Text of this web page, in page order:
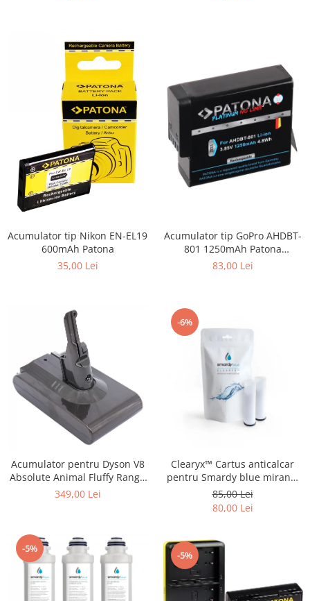
Acumulator tip Nikon EN-EL19
600mAh Patona
35,00 Lei
Acumulator tip GoPro AHDBT-
801 1250mAh Patona
Platinum
83,00 Lei
Acumulator pentru Dyson V8
Absolute Animal Fluffy Range
SV10 4000mAh Patona
349,00 Lei
-6%
Clearyx™ Cartus anticalcar
pentru Smardy blue miran™
xiva ™ noura™ zagora ™
85,00 Lei
80,00 Lei
-5%
-5%